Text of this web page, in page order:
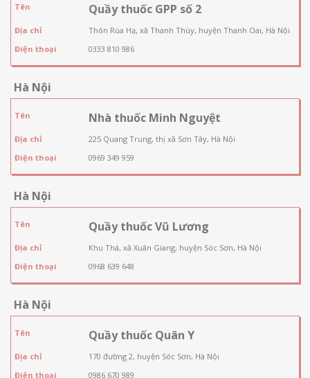
Tên Quầy thuốc GPP số 2
Địa chỉ
Thôn Rùa Hạ, xã Thanh Thùy, huyện Thanh Oai, Hà Nội
Điện thoại
0333 810 986
Hà Nội
Tên Nhà thuốc Minh Nguyệt
Địa chỉ
225 Quang Trung, thị xã Sơn Tây, Hà Nội
Điện thoại
0969 349 959
Hà Nội
Tên Quầy thuốc Vũ Lương
Địa chỉ
Khu Thá, xã Xuân Giang, huyện Sóc Sơn, Hà Nội
Điện thoại
0968 639 648
Hà Nội
Tên Quầy thuốc Quân Y
Địa chỉ
170 đường 2, huyện Sóc Sơn, Hà Nội
Điện thoại
0986 670 989